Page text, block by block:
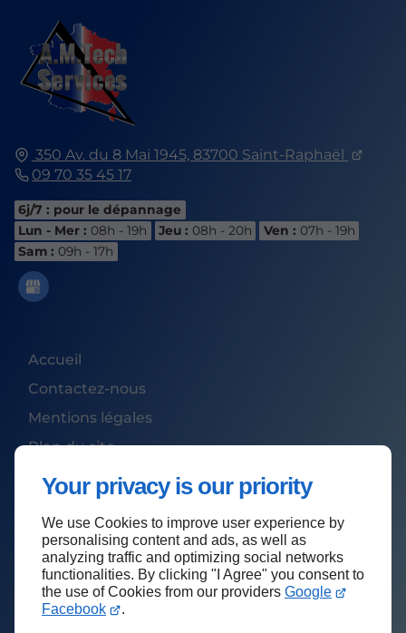
Your privacy is our priority
We use Cookies to improve user experience by
personalising content and ads, as well as
analyzing traffic and optimizing social networks
functionalities. By clicking "I Agree" you consent to
the use of Cookies from our providers Google
Facebook
.
350 Av. du 8 Mai 1945, 83700 Saint-Raphaël
09 70 35 45 17
6j/7 : pour le dépannage
Lun - Mer : 08h - 19h Jeu : 08h - 20h Ven : 07h - 19h
Sam : 09h - 17h
Accueil
Contactez-nous
Mentions légales
Plan du site
Haut de page